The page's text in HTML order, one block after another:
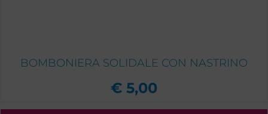
BOMBONIERA SOLIDALE CON NASTRINO
€ 5,00